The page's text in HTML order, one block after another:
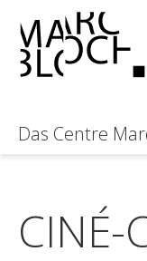
Das Centre